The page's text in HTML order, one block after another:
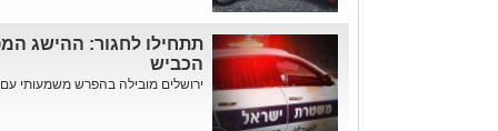
תתחילו לחגור: ההישג
הכביש
ירושלים מובילה בהפרש משמעותי עם 4,422 דוחות במהלך השנה.